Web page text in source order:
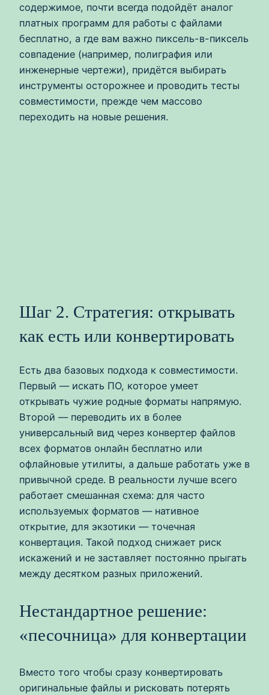
содержимое, почти всегда подойдёт аналог
платных программ для работы с файлами
бесплатно, а где вам важно пиксель-в-пиксель
совпадение (например, полиграфия или
инженерные чертежи), придётся выбирать
инструменты осторожнее и проводить тесты
совместимости, прежде чем массово
переходить на новые решения.
Шаг 2. Стратегия: открывать
как есть или конвертировать
Есть два базовых подхода к совместимости.
Первый — искать ПО, которое умеет
открывать чужие родные форматы напрямую.
Второй — переводить их в более
универсальный вид через конвертер файлов
всех форматов онлайн бесплатно или
офлайновые утилиты, а дальше работать уже в
привычной среде. В реальности лучше всего
работает смешанная схема: для часто
используемых форматов — нативное
открытие, для экзотики — точечная
конвертация. Такой подход снижает риск
искажений и не заставляет постоянно прыгать
между десятком разных приложений.
Нестандартное решение:
«песочница» для конвертации
Вместо того чтобы сразу конвертировать
оригинальные файлы и рисковать потерять